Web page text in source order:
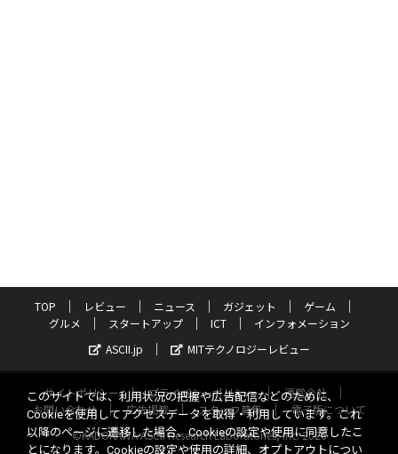
TOP レビュー ニュース ガジェット
ゲーム
グルメ
スタートアップ ICT
インフォメーション
ASCII.jp
MITテクノロジーレビュー
サイトポリシー プライバシーポリシー
運営会社
お問い合わせ
広告掲載 スタッフ募集
電子版について
©KADOKAWA ASCII Research Laboratories, Inc. 2026
このサイトでは、利用状況の把握や広告配信などのために、
Cookieを使用してアクセスデータを取得・利用しています。これ
以降のページに遷移した場合、Cookieの設定や使用に同意したこ
とになります。Cookieの設定や使用の詳細、オプトアウトについ